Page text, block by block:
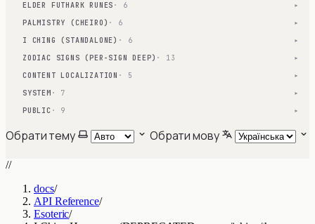
ELDER FUTHARK RUNES · 6 ▾
PALMISTRY (CHEIRO) · 6 ▾
I CHING (STANDALONE) · 6 ▾
ZODIAC SIGNS (PER-SIGN DEEP) · 13 ▾
CONTENT LOCALIZATION · 5 ▾
SYSTEM · 7 ▾
PUBLIC · 9 ▾
Обрати тему Обрати мову
//
docs/
API Reference/
Esoteric/